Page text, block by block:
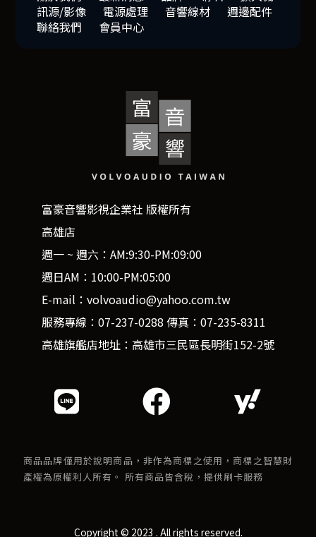
訊源/影像
電源處理 音響線材
週邊配件
聯絡我們
會員中心
富豪音響影視企業社 版權所有
高雄店
週一 ~ 週六：AM:9:30-PM:09:00
週日AM：10:00-PM:05:00
E-mail：volvoaudio@yahoo.com.tw
服務專線：07-237-0288 傳真：07-235-8311
高雄旗艦店地址：高雄市三民區長明街152-2號
商品品牌僅用於說明商品，非作為商標之使用，商標之智慧財
產權為原權利人所有。 所有商品皆含稅，提供刷卡服務
Copyright © 2023 . All rights reserved.